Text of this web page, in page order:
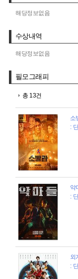
해당정보없음
수상내역
해당정보없음
필모그래피
총 13건
소
:
악
:
외
: